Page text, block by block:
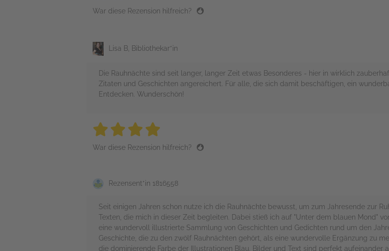
War diese Rezension hilfreich?
Lisa B, Bibliothekar*in
Die Rauhnächte sind seit langer, langer Zeit etwas Besonderes - hier in wirklich
Zitaten und Geschichten angereichert. Für alle, die sich damit beschäftigen, ein
Entdecken. Wunderschön!
4 stars
4 stars
4 stars
War diese Rezension hilfreich?
Rezensent*in 1816558
Seit einigen Jahren schon nutze ich die Rauhnächte bewusst, um zum Jahresende zur
Texten, die mich in dieser Zeit begleiten. Dabei stieß ich auf "Unter dem blauen Mond"
eine wundervoll illustrierte Sammlung von Geschichten und Gedichten rund um den
Geschichte, die zu den zwölf Rauhnächten gehört, als eine wundervolle Ergänzung zu
die dominierende Farbe der Illustrationen Blau. Bilder und Text sind perfekt